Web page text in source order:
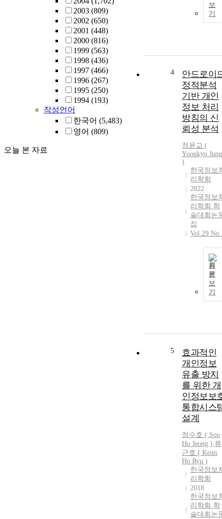
2003 (809)
2002 (650)
2001 (448)
2000 (816)
1999 (563)
1998 (436)
1997 (466)
1996 (267)
1995 (250)
1994 (193)
작성언어
한국어 (5,483)
영어 (809)
오늘 본 자료
보
기
4
안드로이
정적분석
기반 개인
정보 처리
방침의 신
뢰성 분석
정윤교 (
Yoonkyo Jung
)
한국정보
리학회
2022
한국정보
리학회 학
술대회논
집
Vol.29
원
문
보
기
5
효과적인
개인정보
유출 방지
를 위한 개
인정보보
통합시스
설계
정수호 ( Soo
Ho Jeong ),류
근호 ( Keun
Ho Ryu )
한국정보
리학회
2018
한국정보
리학회 학
술대회논